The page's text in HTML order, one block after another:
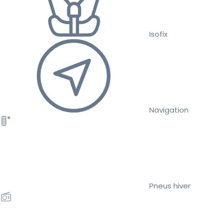
Isofix
Navigation
Pneus hiver